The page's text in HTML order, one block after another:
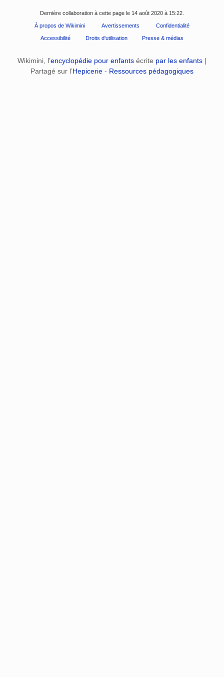
Dernière collaboration à cette page le 14 août 2020 à 15:22.
À propos de Wikimini Avertissements Confidentialité
Accessibilité Droits d'utilisation Presse & médias
Wikimini, l’encyclopédie pour enfants écrite par les enfants |
Partagé sur l’Hepicerie - Ressources pédagogiques